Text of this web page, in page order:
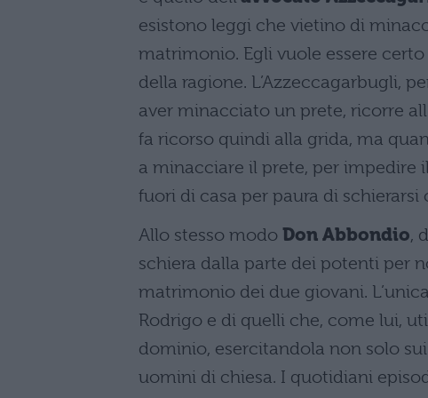
esistono leggi che vietino di
matrimonio. Egli vuole essere
della ragione. L’Azzeccagarbugli,
aver minacciato un prete, ricorre
fa ricorso quindi alla grida, ma
a minacciare il prete, per impedire
fuori di casa per paura di
Allo stesso modo Don Abbondio,
schiera dalla parte dei potenti per
matrimonio dei due giovani.
Rodrigo e di quelli che, come lui,
dominio, esercitandola non solo
uomini di chiesa. I quotidiani